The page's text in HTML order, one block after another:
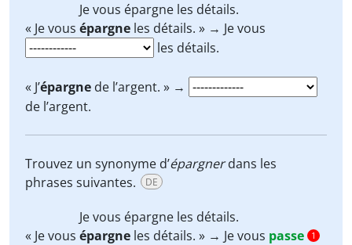
Je vous épargne les détails.
« Je vous épargne les détails. » → Je vous
les détails.
« J’épargne de l’argent. » →
de l’argent.
Trouvez un synonyme d’épargnerdans les
phrases suivantes.
DE
Je vous épargne les détails.
« Je vous épargne les détails. » → Je vous passe 1